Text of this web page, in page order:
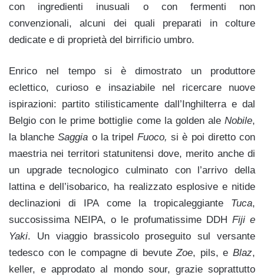
con ingredienti inusuali o con fermenti non
convenzionali, alcuni dei quali preparati in colture
dedicate e di proprietà del birrificio umbro.
Enrico nel tempo si è dimostrato un produttore
eclettico, curioso e insaziabile nel ricercare nuove
ispirazioni: partito stilisticamente dall’Inghilterra e dal
Belgio con le prime bottiglie come la golden ale Nobile,
la blancheSaggia o la tripelFuoco, si è poi diretto con
maestria nei territori statunitensi dove, merito anche di
un upgrade tecnologico culminato con l’arrivo della
lattina e dell’isobarico, ha realizzato esplosive e nitide
declinazioni di IPA come la tropicaleggiante Tuca,
succosissima NEIPA, o le profumatissime DDH Fiji e
Yaki. Un viaggio brassicolo proseguito sul versante
tedesco con le compagne di bevuteZoe, pils, eBlaz,
keller, e approdato al mondo sour, grazie soprattutto